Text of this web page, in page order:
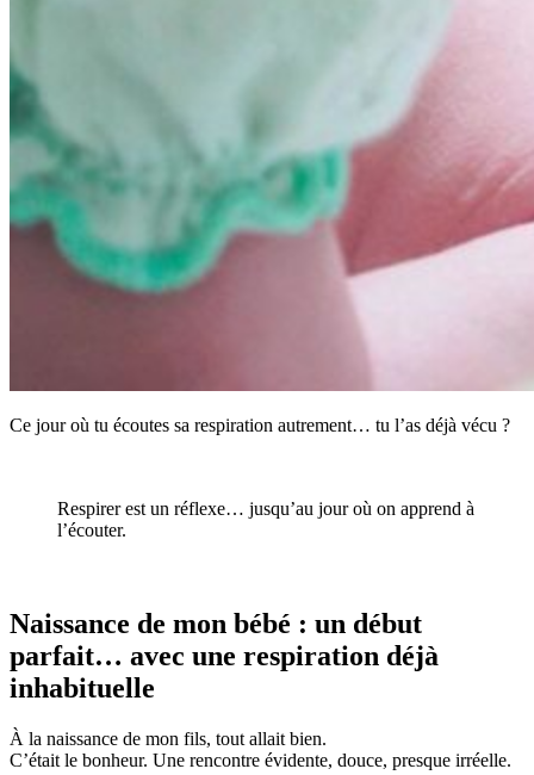
Ce jour où tu écoutes sa respiration autrement… tu l’as déjà vécu ?
Respirer est un réflexe… jusqu’au jour où on apprend à
l’écouter.
Naissance de mon bébé : un début
parfait… avec une respiration déjà
inhabituelle
À la naissance de mon fils, tout allait bien.
C’était le bonheur. Une rencontre évidente, douce, presque irréelle.